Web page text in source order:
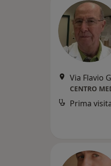
Via Flavio
CENTRO
Prima